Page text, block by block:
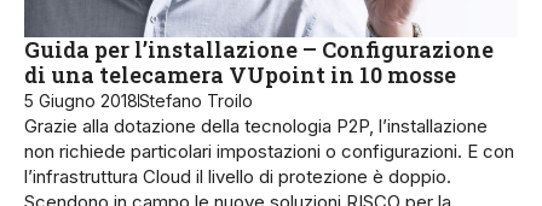
Guida per l’installazione – Configurazione
di una telecamera VUpoint in 10 mosse
5 Giugno 2018Stefano Troilo
Grazie alla dotazione della tecnologia P2P, l’installazione
non richiede particolari impostazioni o configurazioni. E con
l’infrastruttura Cloud il livello di protezione è doppio.